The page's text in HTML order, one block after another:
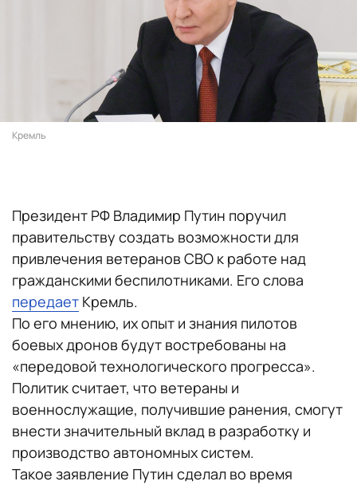
Кремль
Президент РФ Владимир Путин поручил
правительству создать возможности для
привлечения ветеранов СВО к работе над
гражданскими беспилотниками. Его слова
передает Кремль.
По его мнению, их опыт и знания пилотов
боевых дронов будут востребованы на
«передовой технологического прогресса».
Политик считает, что ветераны и
военнослужащие, получившие ранения, смогут
внести значительный вклад в разработку и
производство автономных систем.
Такое заявление Путин сделал во время